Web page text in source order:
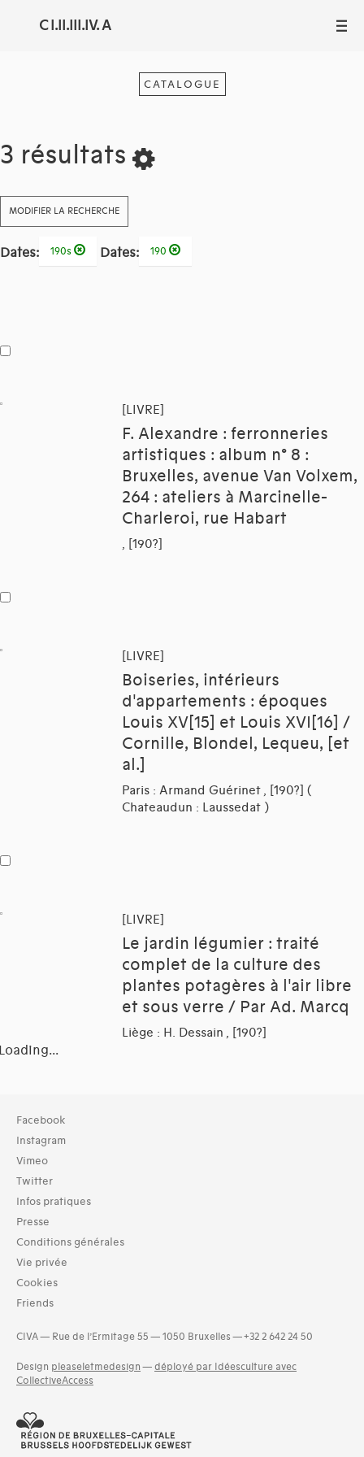
C I.II.III.IV. A III
CATALOGUE
3 résultats
MODIFIER LA RECHERCHE
Dates: 190s Dates: 190
[LIVRE]
F. Alexandre : ferronneries
artistiques : album n° 8 :
Bruxelles, avenue Van Volxem,
264 : ateliers à Marcinelle-
Charleroi, rue Habart
, [190?]
[LIVRE]
Boiseries, intérieurs
d'appartements : époques
Louis XV[15] et Louis XVI[16] /
Cornille, Blondel, Lequeu, [et
al.]
Paris : Armand Guérinet , [190?] (
Chateaudun : Laussedat )
[LIVRE]
Le jardin légumier : traité
complet de la culture des
plantes potagères à l'air libre
et sous verre / Par Ad. Marcq
Liège : H. Dessain , [190?]
Typologies documents
Livres (3)
Facebook
Instagram
Vimeo
Twitter
Infos pratiques
Presse
Conditions générales
Vie privée
Cookies
Friends
CIVA — Rue de l’Ermitage 55 — 1050 Bruxelles — +32 2 642 24 50
Design pleaseletmedesign — déployé par Idéesculture avec
CollectiveAccess